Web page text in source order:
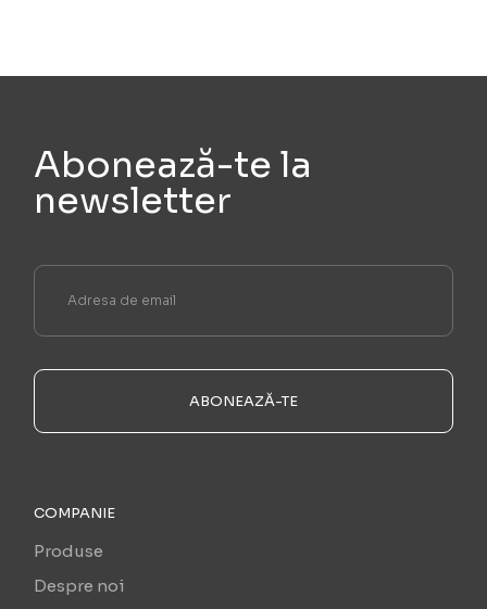
Abonează-te la
newsletter
ABONEAZĂ-TE
COMPANIE
Produse
Despre noi